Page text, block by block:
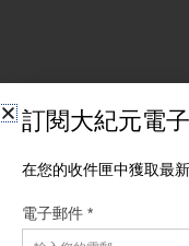
【新聞第一線】「